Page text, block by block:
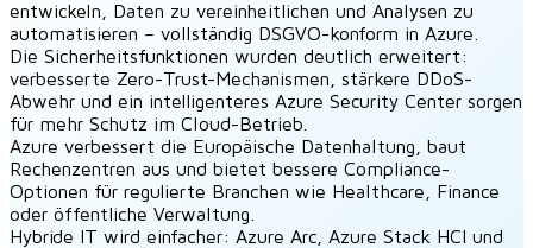
entwickeln, Daten zu vereinheitlichen und Analysen zu
automatisieren – vollständig DSGVO-konform in Azure.
Die Sicherheitsfunktionen wurden deutlich erweitert:
verbesserte Zero-Trust-Mechanismen, stärkere DDoS-
Abwehr und ein intelligenteres Azure Security Center sorgen
für mehr Schutz im Cloud-Betrieb.
Azure verbessert die Europäische Datenhaltung, baut
Rechenzentren aus und bietet bessere Compliance-
Optionen für regulierte Branchen wie Healthcare, Finance
oder öffentliche Verwaltung.
Hybride IT wird einfacher: Azure Arc, Azure Stack HCI und